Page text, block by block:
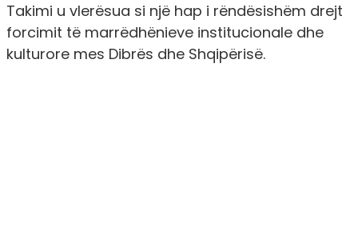
Takimi u vlerësua si një hap i rëndësishëm drejt
forcimit të marrëdhënieve institucionale dhe
kulturore mes Dibrës dhe Shqipërisë.